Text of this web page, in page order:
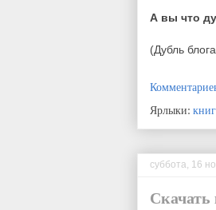
А вы что
(Дубль
Ярлыки:
суббота, 16